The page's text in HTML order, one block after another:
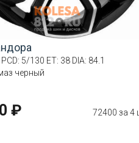
5/130 ET: 38 DIA: 84.1
черный
₽ 72400 за 4